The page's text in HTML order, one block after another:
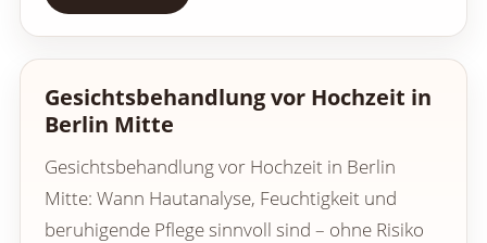
Gesichtsbehandlung vor Hochzeit in
Berlin Mitte
Gesichtsbehandlung vor Hochzeit in Berlin
Mitte: Wann Hautanalyse, Feuchtigkeit und
beruhigende Pflege sinnvoll sind – ohne Risiko